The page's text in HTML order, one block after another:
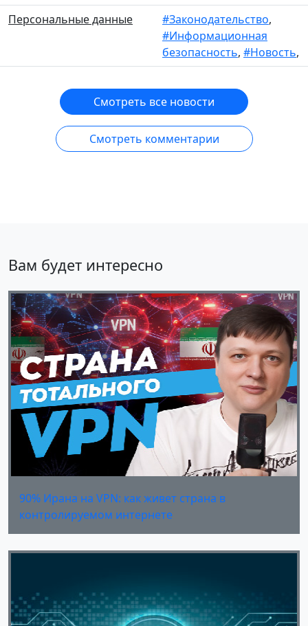
Персональные данные #Законодательство,
#Информационная
безопасность, #Новость,
Смотреть все новости
Смотреть комментарии
Вам будет интересно
90% Ирана на VPN: как живет страна в
контролируемом интернете